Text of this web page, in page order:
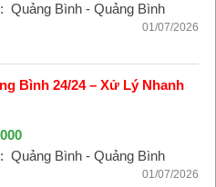
Quảng Bình - Quảng Bình
01/07/2026
Bình 24/24 – Xử Lý Nhanh
Quảng Bình - Quảng Bình
01/07/2026